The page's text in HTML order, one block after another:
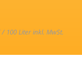
100 Liter inkl. MwSt.